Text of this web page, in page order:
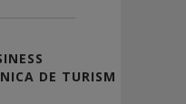
DE TURISM